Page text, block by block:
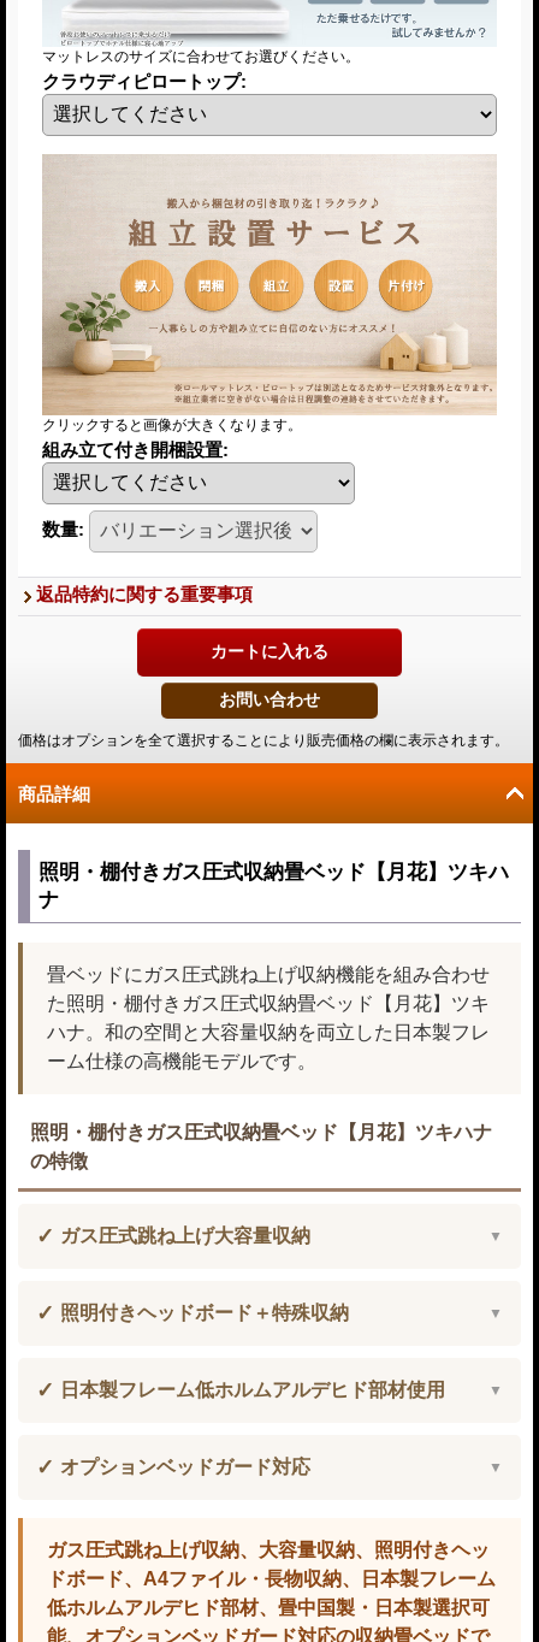
マットレスのサイズに合わせてお選びください。
クラウディピロートップ:
クリックすると画像が大きくなります。
組み立て付き開梱設置:
数量:
返品特約に関する重要事項
価格はオプションを全て選択することにより販売価格の欄に表示されます。
商品詳細
照明・棚付きガス圧式収納畳ベッド【月花】ツキハ
ナ
畳ベッドにガス圧式跳ね上げ収納機能を組み合わせ
た照明・棚付きガス圧式収納畳ベッド【月花】ツキ
ハナ。和の空間と大容量収納を両立した日本製フレ
ーム仕様の高機能モデルです。
照明・棚付きガス圧式収納畳ベッド【月花】ツキハナ
の特徴
ガス圧式跳ね上げ大容量収納
照明付きヘッドボード＋特殊収納
日本製フレーム低ホルムアルデヒド部材使用
オプションベッドガード対応
ガス圧式跳ね上げ収納、大容量収納、照明付きヘッ
ドボード、A4ファイル・長物収納、日本製フレーム
低ホルムアルデヒド部材、畳中国製・日本製選択可
能、オプションベッドガード対応の収納畳ベッドで